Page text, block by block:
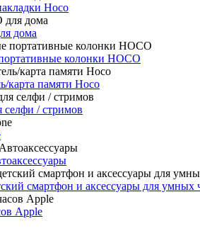
Hoco
дома
колонки HOCO
карта памяти Hoco
селфи / стримов
смартфон и аксессуары для умных
Apple